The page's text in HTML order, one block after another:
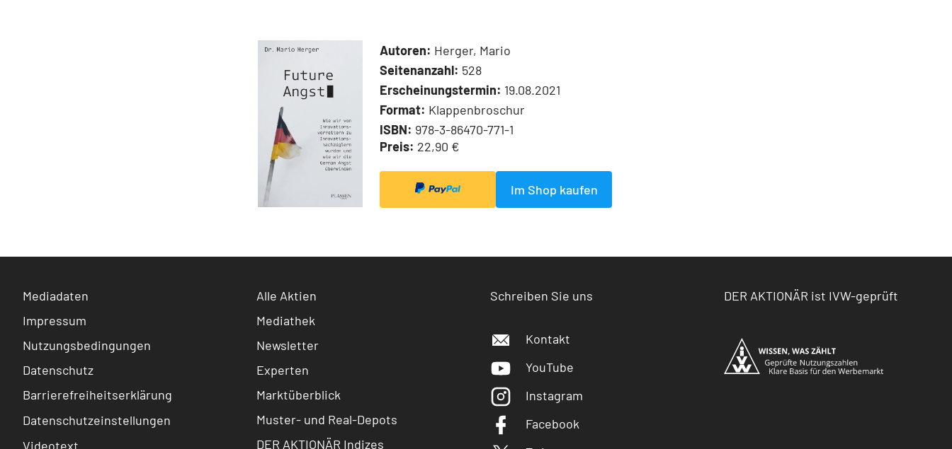
Autoren: Herger, Mario
Seitenanzahl: 528
Erscheinungstermin: 19.08.2021
Format: Klappenbroschur
ISBN: 978-3-86470-771-1
Preis: 22,90 €
Im Shop kaufen
Mediadaten
Impressum
Nutzungsbedingungen
Datenschutz
Barrierefreiheitserklärung
Datenschutzeinstellungen
Videotext
Alle Aktien
Mediathek
Newsletter
Experten
Marktüberblick
Muster- und Real-Depots
DER AKTIONÄR Indizes
Schreiben Sie uns
Kontakt
YouTube
Instagram
Facebook
DER AKTIONÄR ist IVW-geprüft